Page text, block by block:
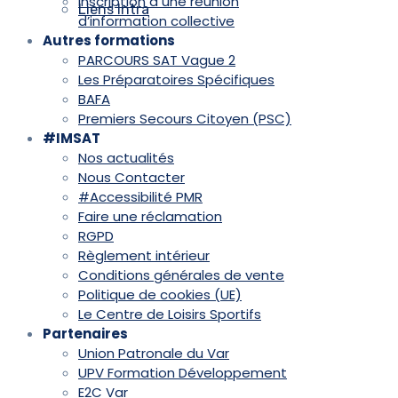
Liens Intra
d’information collective
Autres formations
PARCOURS SAT Vague 2
Les Préparatoires Spécifiques
BAFA
Premiers Secours Citoyen (PSC)
#IMSAT
Nos actualités
Nous Contacter
#Accessibilité PMR
Faire une réclamation
RGPD
Règlement intérieur
Conditions générales de vente
Politique de cookies (UE)
Le Centre de Loisirs Sportifs
Partenaires
Union Patronale du Var
UPV Formation Développement
E2C Var